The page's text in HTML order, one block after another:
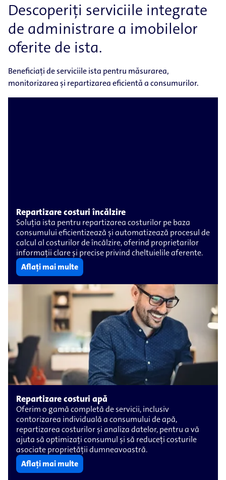
Descoperiți serviciile integrate
de administrare a imobilelor
oferite de ista.
Beneficiați de serviciile ista pentru măsurarea,
monitorizarea și repartizarea eficientă a consumurilor.
Repartizare costuri încălzire
Soluția ista pentru repartizarea costurilor pe baza
consumului eficientizează și automatizează procesul de
calcul al costurilor de încălzire, oferind proprietarilor
informații clare și precise privind cheltuielile aferente.
Aflați mai multe
Repartizare costuri apă
Oferim o gamă completă de servicii, inclusiv
contorizarea individuală a consumului de apă,
repartizarea costurilor și analiza datelor, pentru a vă
ajuta să optimizați consumul și să reduceți costurile
asociate proprietății dumneavoastră.
Aflați mai multe